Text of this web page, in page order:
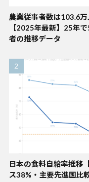
農業従事者数は103.6
【2025年最新】25年
者の推移データ
日本の食料自給率推移
ス38%・主要先進国比